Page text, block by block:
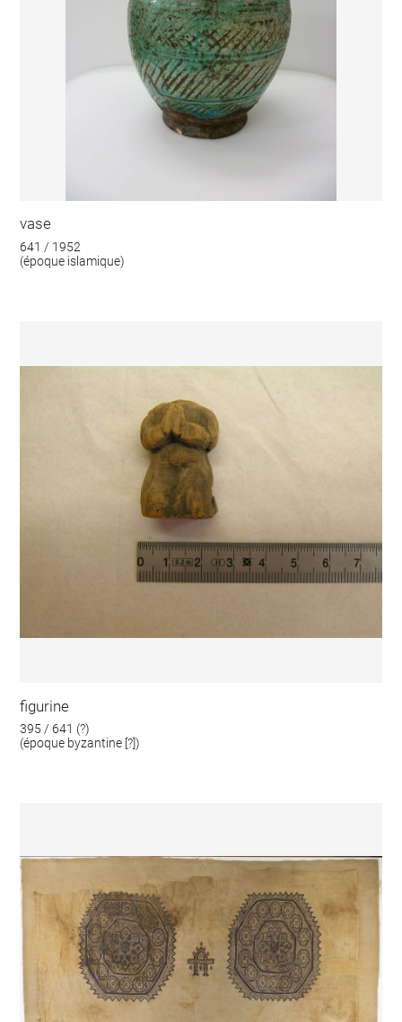
vase
641 / 1952
(époque islamique)
figurine
395 / 641 (?)
(époque byzantine [?])